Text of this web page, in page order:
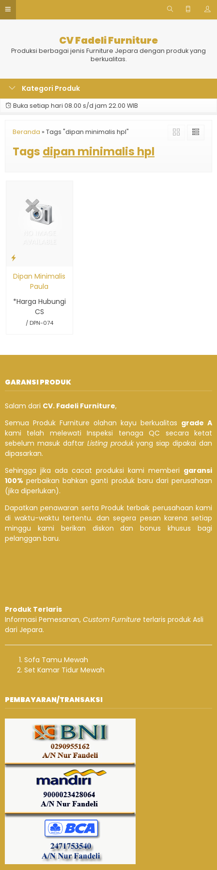
CV Fadeli Furniture
Produksi berbagai jenis Furniture Jepara dengan produk yang
berkualitas.
Kategori Produk
Buka setiap hari 08.00 s/d jam 22.00 WIB
Beranda » Tags "dipan minimalis hpl"
Tags dipan minimalis hpl
Dipan Minimalis
Paula
*Harga Hubungi
CS
/ DPN-074
GARANSI PRODUK
Salam dari CV. Fadeli Furniture,
Semua Produk Furniture olahan kayu berkualitas grade A
kami telah melewati Inspeksi tenaga QC secara ketat
sebelum masuk daftar Listing produkyang siap dipakai dan
dipasarkan.
Sehingga jika ada cacat produksi kami memberi garansi
100% perbaikan bahkan ganti produk baru dari perusahaan
(jika diperlukan).
Dapatkan penawaran serta Produk terbaik perusahaan kami
di waktu-waktu tertentu. dan segera pesan karena setiap
minggu kami berikan diskon dan bonus khusus bagi
pelanggan baru.
Produk Terlaris
Informasi Pemesanan, Custom Furniture terlaris produk Asli
dari Jepara.
Sofa Tamu Mewah
Set Kamar Tidur Mewah
PEMBAYARAN/TRANSAKSI